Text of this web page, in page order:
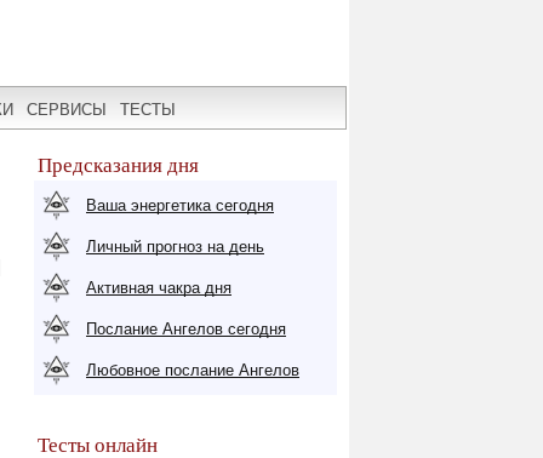
СЕРВИСЫ ТЕСТЫ
Предсказания дня
Ваша энергетика сегодня
Личный прогноз на день
Активная чакра дня
Послание Ангелов сегодня
Любовное послание Ангелов
Тесты онлайн